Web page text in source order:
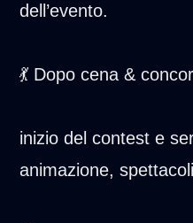
dell’evento.
💃 Dopo cena &
inizio del contest e
animazione,